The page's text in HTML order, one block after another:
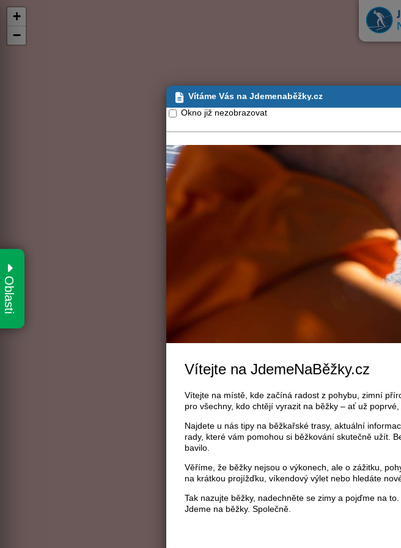
Oblasti
+
−
Vítáme Vás na Jdemenaběžky.cz
Okno již nezobrazovat
Vítejte na JdemeNaBěžky.cz
Vítejte na místě, kde začíná radost z pohybu, zimní
pro všechny, kdo chtějí vyrazit na běžky – ať už
Najdete u nás tipy na běžkařské trasy, aktuální
rady, které vám pomohou si běžkování skutečně užít.
bavilo.
Věříme, že běžky nejsou o výkonech, ale o zážitku,
na krátkou projížďku, víkendový výlet nebo hledáte
Tak nazujte běžky, nadechněte se zimy a pojďme na to.
Jdeme na běžky. Společně.